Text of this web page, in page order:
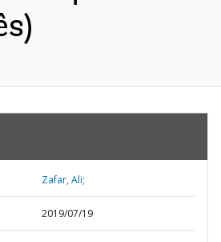
Zafar, Ali;
2019/07/19